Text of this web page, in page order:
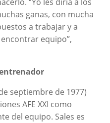
ganas, con mucha
a trabajar y a
equipo”,
septiembre de 1977)
AFE XXI como
del equipo. Sales es